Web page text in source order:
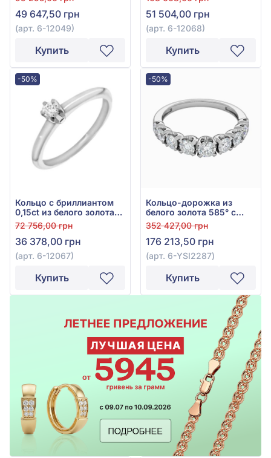
и бриллиантом 0,1ct, арт.
6-12049
49 647,50 грн
(арт. 6-12049)
Купить
51 504,00 грн
(арт. 6-12068)
Купить
-50%
Кольцо с бриллиантом
0,15ct из белого золота
585°, арт. 6-12067
72 756,00 грн
36 378,00 грн
(арт. 6-12067)
Купить
-50%
Кольцо-дорожка из
белого золота 585° с
бриллиантами 1,47ct, арт.
6-YSI2287
352 427,00 грн
176 213,50 грн
(арт. 6-YSI2287)
Купить